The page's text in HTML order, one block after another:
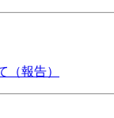
報告）